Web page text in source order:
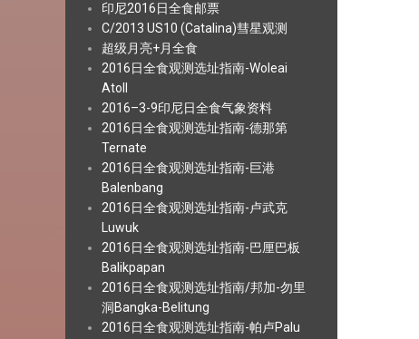
印尼2016日全食邮票
C/2013 US10 (Catalina)彗星观测
超级月亮+月全食
2016日全食观测选址指南-Woleai
Atoll
2016–3-9印尼日全食气象资料
2016日全食观测选址指南-德那第
Ternate
2016日全食观测选址指南-巨港
Balenbang
2016日全食观测选址指南-卢武克
Luwuk
2016日全食观测选址指南-巴厘巴板
Balikpapan
2016日全食观测选址指南/邦加-勿里
洞Bangka-Belitung
2016日全食观测选址指南-帕卢Palu